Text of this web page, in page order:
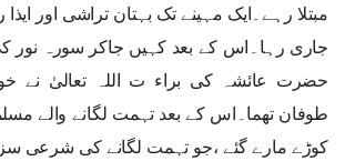
مبتلا رہے۔ایک مہینے تک بہتان تراشی اور
جاری رہا۔اس کے بعد کہیں جاکر سورہ نور
حضرت عائشہ کی براء ت اللہ تعالیٰ نے
طوفان تھما۔اس کے بعد تہمت لگانے والے
کوڑے مارے گئے ،جو تہمت لگانے کی شرعی